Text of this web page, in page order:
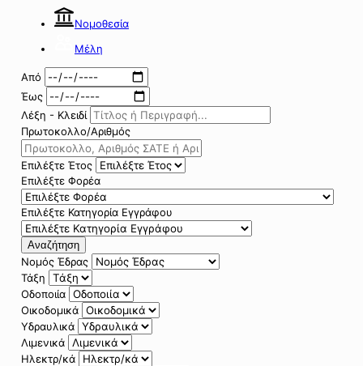
Νομοθεσία
Μέλη
Από
Έως
Λέξη - Κλειδί
Πρωτοκολλο/Αριθμός
Επιλέξτε Έτος
Επιλέξτε Φορέα
Επιλέξτε Κατηγορία Εγγράφου
Αναζήτηση
Νομός Έδρας
Τάξη
Οδοποιία
Οικοδομικά
Υδραυλικά
Λιμενικά
Ηλεκτρ/κά